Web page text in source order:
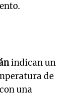
indican un
de
una